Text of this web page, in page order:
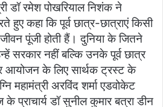
डॉ रमेश पोखरियाल निशंक ने
हुए कहा कि पूर्व छात्र-छात्राएं किसी
पूंजी होती हैं। दुनिया के जितने
सरकार नहीं बल्कि उनके पूर्व छात्र
आयोजन के लिए सार्थक ट्रस्ट के
महामंत्री अरविंद शर्मा एडवोकेट
प्राचार्य डॉ सुनील कुमार बत्रा डीन